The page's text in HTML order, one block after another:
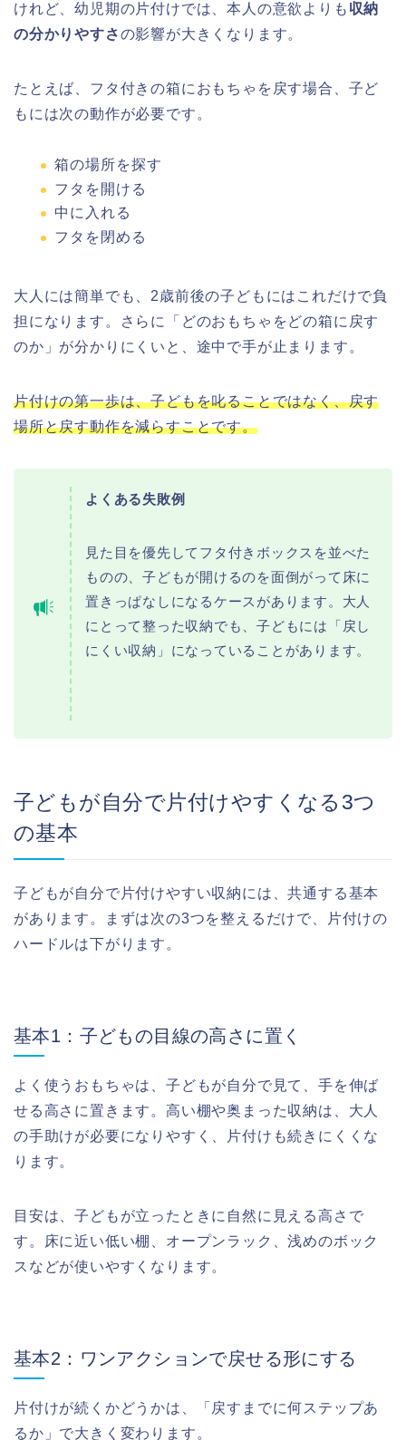
けれど、幼児期の片付けでは、本人の意欲よりも 収納
の分かりやすさの影響が大きくなります。
たとえば、フタ付きの箱におもちゃを戻す場合、子ど
もには次の動作が必要です。
箱の場所を探す
フタを開ける
中に入れる
フタを閉める
大人には簡単でも、2歳前後の子どもにはこれだけで負
担になります。さらに「どのおもちゃをどの箱に戻す
のか」が分かりにくいと、途中で手が止まります。
片付けの第一歩は、子どもを叱ることではなく、戻す
場所と戻す動作を減らすことです。
よくある失敗例
見た目を優先してフタ付きボックスを並べた
ものの、子どもが開けるのを面倒がって床に
置きっぱなしになるケースがあります。大人
にとって整った収納でも、子どもには「戻し
にくい収納」になっていることがあります。
子どもが自分で片付けやすくなる3つ
の基本
子どもが自分で片付けやすい収納には、共通する基本
があります。まずは次の3つを整えるだけで、片付けの
ハードルは下がります。
基本1：子どもの目線の高さに置く
よく使うおもちゃは、子どもが自分で見て、手を伸ば
せる高さに置きます。高い棚や奥まった収納は、大人
の手助けが必要になりやすく、片付けも続きにくくな
ります。
目安は、子どもが立ったときに自然に見える高さで
す。床に近い低い棚、オープンラック、浅めのボック
スなどが使いやすくなります。
基本2：ワンアクションで戻せる形にする
片付けが続くかどうかは、「戻すまでに何ステップあ
るか」で大きく変わります。